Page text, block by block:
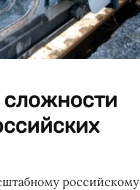
российскому